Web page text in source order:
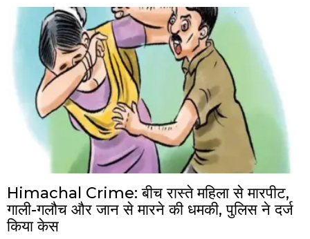
Himachal Crime: बीच रास्ते महिला से मारपीट,
गाली-गलौच और जान से मारने की धमकी, पुलिस ने दर्ज
किया केस